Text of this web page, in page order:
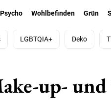
Psycho Wohlbefinden Grün
LGBTQIA+ Deko
up-